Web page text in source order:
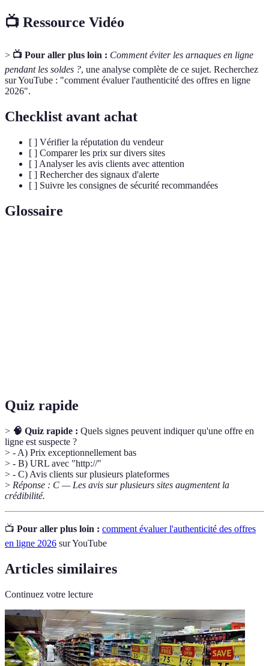
📺 Ressource Vidéo
> 📺 Pour aller plus loin : Comment éviter les arnaques en ligne
pendant les soldes ?, une analyse complète de ce sujet. Recherchez
sur YouTube : "comment évaluer l'authenticité des offres en ligne
2026".
Checklist avant achat
[ ] Vérifier la réputation du vendeur
[ ] Comparer les prix sur divers sites
[ ] Analyser les avis clients avec attention
[ ] Rechercher des signaux d'alerte
[ ] Suivre les consignes de sécurité recommandées
Glossaire
Quiz rapide
> 🧠 Quiz rapide : Quels signes peuvent indiquer qu'une offre en
ligne est suspecte ?
> - A) Prix exceptionnellement bas
> - B) URL avec "http://"
> - C) Avis clients sur plusieurs plateformes
> Réponse : C — Les avis sur plusieurs sites augmentent la
crédibilité.
📺 Pour aller plus loin : comment évaluer l'authenticité des offres
en ligne 2026 sur YouTube
Articles similaires
Continuez votre lecture